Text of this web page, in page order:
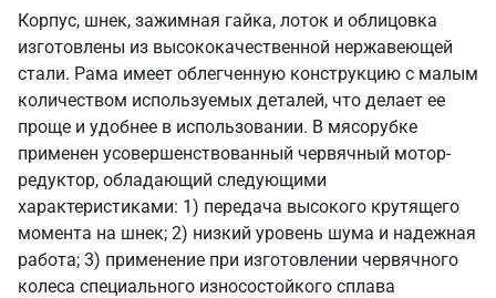
Корпус, шнек, зажимная гайка, лоток и облицовка
изготовлены из высококачественной нержавеющей
стали. Рама имеет облегченную конструкцию с малым
количеством используемых деталей, что делает ее
проще и удобнее в использовании. В мясорубке
применен усовершенствованный червячный мотор-
редуктор, обладающий следующими
характеристиками: 1) передача высокого крутящего
момента на шнек; 2) низкий уровень шума и надежная
работа; 3) применение при изготовлении червячного
колеса специального износостойкого сплава